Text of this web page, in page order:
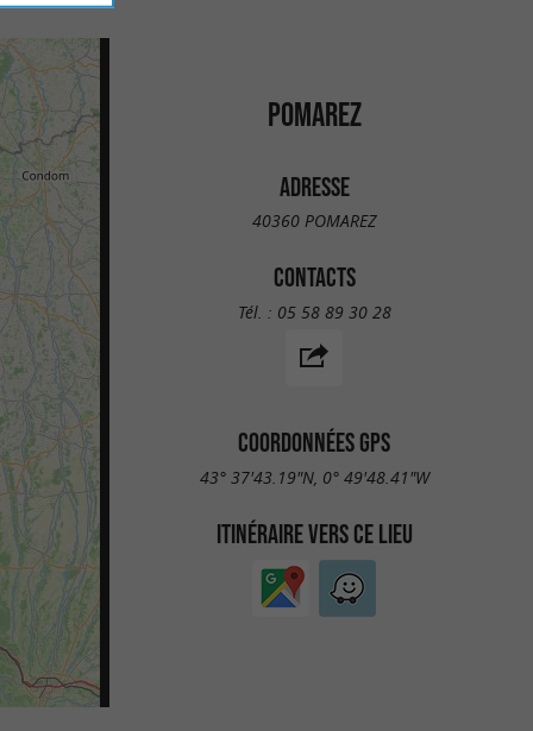
POMAREZ
ADRESSE
40360 POMAREZ
CONTACTS
Tél. : 05 58 89 30 28
COORDONNÉES GPS
43° 37'43.19"N, 0° 49'48.41"W
ITINÉRAIRE VERS CE LIEU